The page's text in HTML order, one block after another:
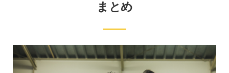
まとめ